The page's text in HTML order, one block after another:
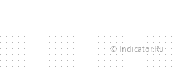
© Indicator.Ru